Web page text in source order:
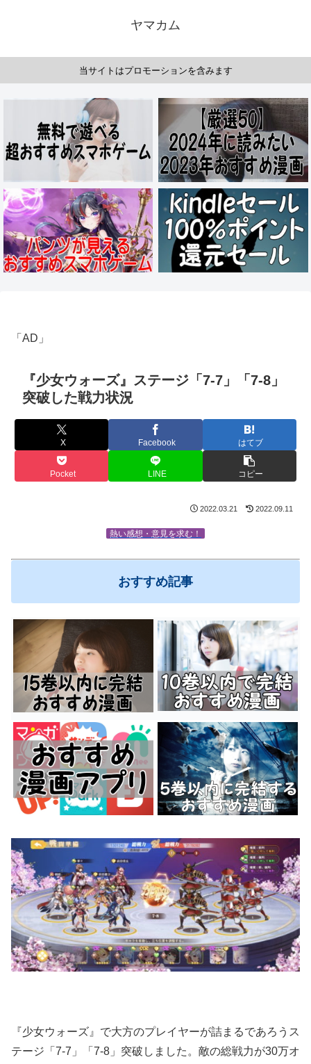
ヤマカム
当サイトはプロモーションを含みます
「AD」
『少女ウォーズ』ステージ「7-7」「7-8」
突破した戦力状況
X Facebook はてブ
Pocket LINE コピー
2022.03.21 2022.09.11
熱い感想・意見を求む！
おすすめ記事
『少女ウォーズ』で大方のプレイヤーが詰まるであろうス
テージ「7-7」「7-8」突破しました。敵の総戦力が30万オ